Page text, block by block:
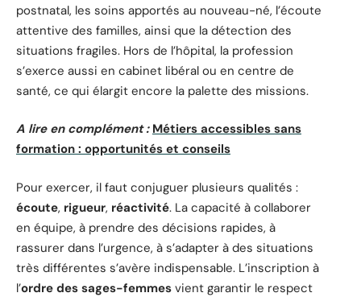
postnatal, les soins apportés au nouveau-né, l’écoute
attentive des familles, ainsi que la détection des
situations fragiles. Hors de l’hôpital, la profession
s’exerce aussi en cabinet libéral ou en centre de
santé, ce qui élargit encore la palette des missions.
A lire en complément : Métiers accessibles sans
formation : opportunités et conseils
Pour exercer, il faut conjuguer plusieurs qualités :
écoute, rigueur, réactivité. La capacité à collaborer
en équipe, à prendre des décisions rapides, à
rassurer dans l’urgence, à s’adapter à des situations
très différentes s’avère indispensable. L’inscription à
l’ordre des sages-femmes vient garantir le respect